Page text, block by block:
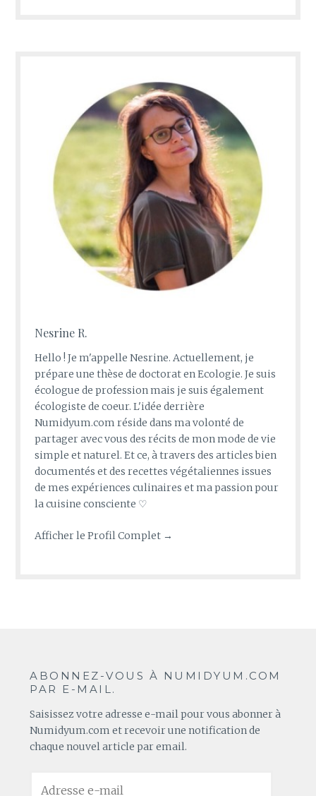
Nesrine R.
Hello ! Je m'appelle Nesrine. Actuellement, je
prépare une thèse de doctorat en Ecologie. Je suis
écologue de profession mais je suis également
écologiste de coeur. L'idée derrière
Numidyum.com réside dans ma volonté de
partager avec vous des récits de mon mode de vie
simple et naturel. Et ce, à travers des articles bien
documentés et des recettes végétaliennes issues
de mes expériences culinaires et ma passion pour
la cuisine consciente ♡
Afficher le Profil Complet →
ABONNEZ-VOUS À NUMIDYUM.COM
PAR E-MAIL.
Saisissez votre adresse e-mail pour vous abonner à
Numidyum.com et recevoir une notification de
chaque nouvel article par email.